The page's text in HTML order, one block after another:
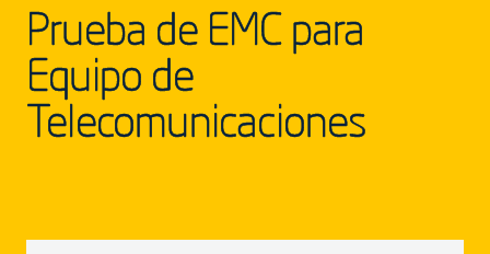
Prueba de EMC para
Equipo de
Telecomunicaciones